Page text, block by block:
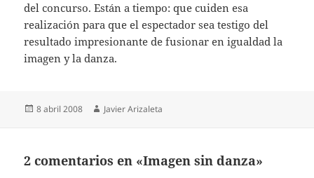
del concurso. Están a tiempo: que cuiden esa
realización para que el espectador sea testigo del
resultado impresionante de fusionar en igualdad la
imagen y la danza.
Publicado
8 abril 2008 Autor
Javier Arizaleta
2 comentarios en «Imagen sin danza»